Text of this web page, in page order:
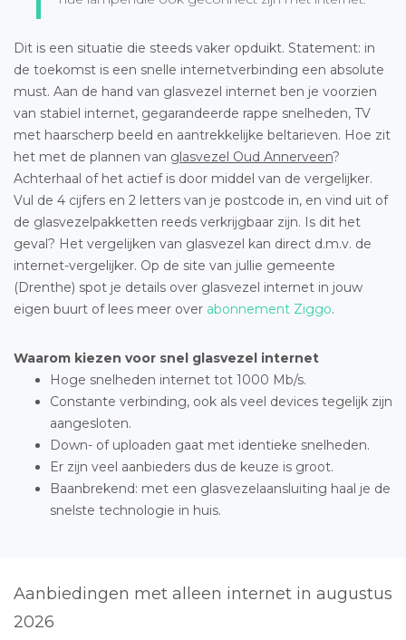
Dit is een situatie die steeds vaker opduikt. Statement: in
de toekomst is een snelle internetverbinding een absolute
must. Aan de hand van glasvezel internet ben je voorzien
van stabiel internet, gegarandeerde rappe snelheden, TV
met haarscherp beeld en aantrekkelijke beltarieven. Hoe zit
het met de plannen van glasvezel Oud Annerveen?
Achterhaal of het actief is door middel van de vergelijker.
Vul de 4 cijfers en 2 letters van je postcode in, en vind uit of
de glasvezelpakketten reeds verkrijgbaar zijn. Is dit het
geval? Het vergelijken van glasvezel kan direct d.m.v. de
internet-vergelijker. Op de site van jullie gemeente
(Drenthe) spot je details over glasvezel internet in jouw
eigen buurt of lees meer over abonnement Ziggo.
Waarom kiezen voor snel glasvezel internet
Hoge snelheden internet tot 1000 Mb/s.
Constante verbinding, ook als veel devices tegelijk zijn
aangesloten.
Down- of uploaden gaat met identieke snelheden.
Er zijn veel aanbieders dus de keuze is groot.
Baanbrekend: met een glasvezelaansluiting haal je de
snelste technologie in huis.
Aanbiedingen met alleen internet in augustus
2026